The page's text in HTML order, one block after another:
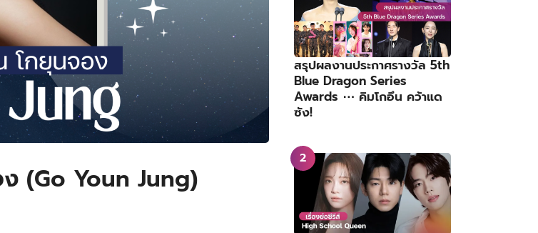
(Go Youn Jung)
สรุปผลงานประกาศรางวัล 5th
Blue Dragon Series
Awards ⋯ คิมโกอึน คว้าแด
ซัง!